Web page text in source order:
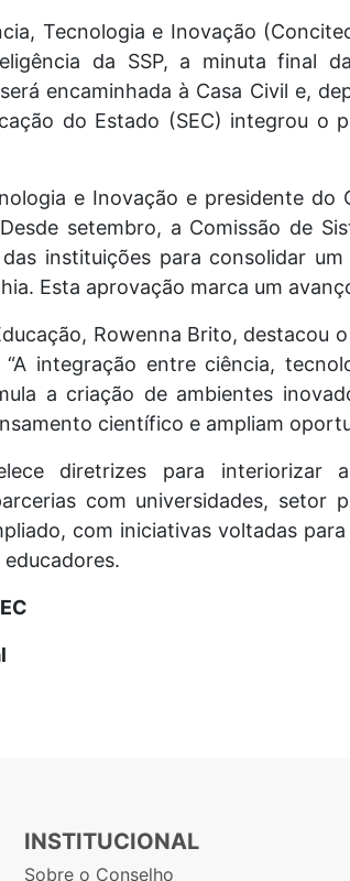
Tecnologia e Inovação
da SSP, a minuta final
encaminhada à Casa Civil e,
do Estado (SEC) integrou o
e Inovação e presidente do
setembro, a Comissão de
instituições para consolidar
Esta aprovação marca um
Rowenna Brito, destacou
integração entre ciência,
a criação de ambientes
científico e ampliam
diretrizes para
com universidades, setor
com iniciativas voltadas
INSTITUCIONAL
Sobre o Conselho